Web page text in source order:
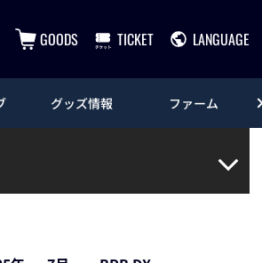
GOODS TICKET LANGUAGE
グッズ情報 ファーム